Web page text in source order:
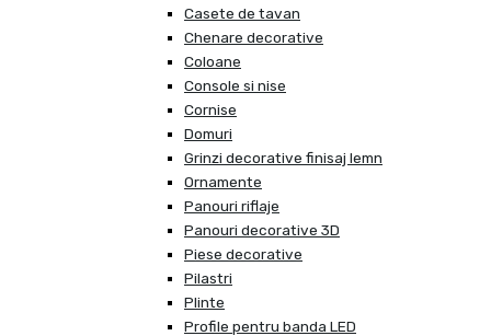
Casete de tavan
Chenare decorative
Coloane
Console si nise
Cornise
Domuri
Grinzi decorative finisaj lemn
Ornamente
Panouri riflaje
Panouri decorative 3D
Piese decorative
Pilastri
Plinte
Profile pentru banda LED